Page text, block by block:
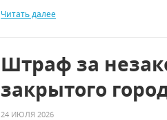
Читать далее
Штраф за
закрытого
24 ИЮЛЯ 2026